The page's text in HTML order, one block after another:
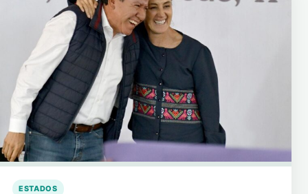
ESTADOS